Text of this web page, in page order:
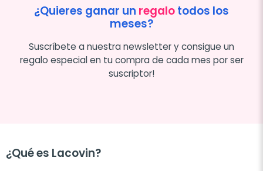
¿Quieres ganar un regalotodos los
meses?
Suscríbete a nuestra newsletter y consigue un
regalo especial en tu compra de cada mes por ser
suscriptor!
¿Qué es Lacovin?